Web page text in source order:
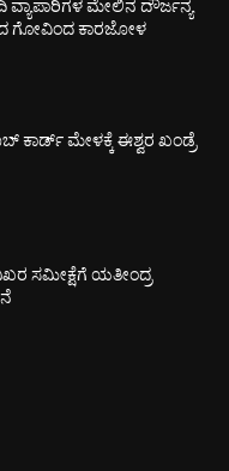
ವ್ಯಾಪಾರಿಗಳ ಮೇಲಿನ ದೌರ್ಜನ್ಯ
ಗೋವಿಂದ ಕಾರಜೋಳ
ಕಾರ್ಡ್ ಮೇಳಕ್ಕೆ ಈಶ್ವರ ಖಂಡ್ರೆ
ಸಮೀಕ್ಷೆಗೆ ಯತೀಂದ್ರ